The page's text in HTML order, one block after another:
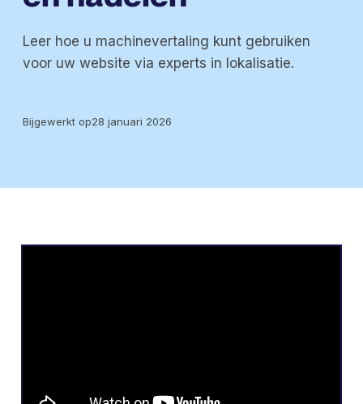
Leer hoe u machinevertaling kunt gebruiken
voor uw website via experts in lokalisatie.
Bijgewerkt op28 januari 2026